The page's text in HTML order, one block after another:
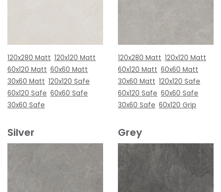
120x280 Matt 120x120 Matt
60x120 Matt 60x60 Matt
30x60 Matt 120x120 Safe
60x120 Safe 60x60 Safe
30x60 Safe
120x280 Matt 120x120 Matt
60x120 Matt 60x60 Matt
30x60 Matt 120x120 Safe
60x120 Safe 60x60 Safe
30x60 Safe 60x120 Grip
Silver Grey